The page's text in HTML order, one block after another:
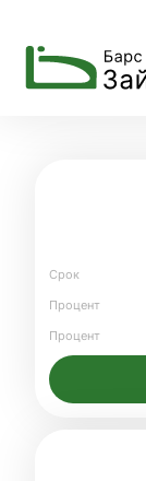
Срок
Процент
Процент